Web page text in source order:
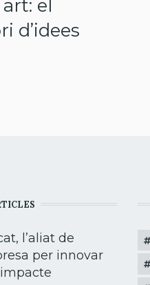
el
d’idees
l’aliat de
per innovar